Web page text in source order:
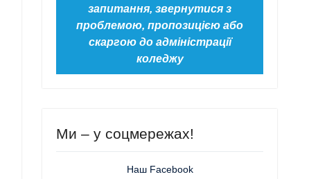
запитання, звернутися з
проблемою, пропозицією або
скаргою до адміністрації
коледжу
Ми – у соцмережах!
Наш Facebook